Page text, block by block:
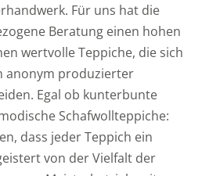
Für uns hat die
Beratung einen hohen
wertvolle Teppiche, die sich
anonym produzierter
Egal ob kunterbunte
Schafwollteppiche:
dass jeder Teppich ein
von der Vielfalt der